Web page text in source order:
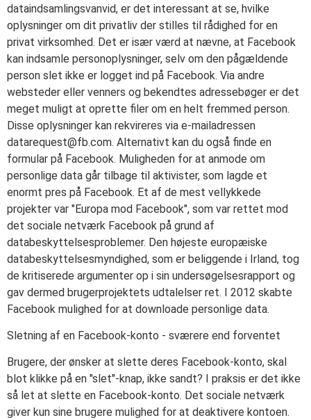
dataindsamlingsvanvid, er det interessant at se, hvilke
oplysninger om dit privatliv der stilles til rådighed for en
privat virksomhed. Det er især værd at nævne, at Facebook
kan indsamle personoplysninger, selv om den pågældende
person slet ikke er logget ind på Facebook. Via andre
websteder eller venners og bekendtes adressebøger er det
meget muligt at oprette filer om en helt fremmed person.
Disse oplysninger kan rekvireres via e-mailadressen
datarequest@fb.com. Alternativt kan du også finde en
formular på Facebook. Muligheden for at anmode om
personlige data går tilbage til aktivister, som lagde et
enormt pres på Facebook. Et af de mest vellykkede
projekter var "Europa mod Facebook", som var rettet mod
det sociale netværk Facebook på grund af
databeskyttelsesproblemer. Den højeste europæiske
databeskyttelsesmyndighed, som er beliggende i Irland, tog
de kritiserede argumenter op i sin undersøgelsesrapport og
gav dermed brugerprojektets udtalelser ret. I 2012 skabte
Facebook mulighed for at downloade personlige data.
Sletning af en Facebook-konto - sværere end forventet
Brugere, der ønsker at slette deres Facebook-konto, skal
blot klikke på en "slet"-knap, ikke sandt? I praksis er det ikke
så let at slette en Facebook-konto. Det sociale netværk
giver kun sine brugere mulighed for at deaktivere kontoen.